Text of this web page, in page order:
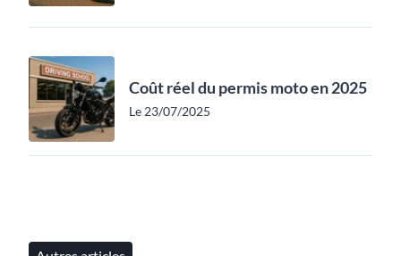
Coût réel du permis moto en 2025
Le 23/07/2025